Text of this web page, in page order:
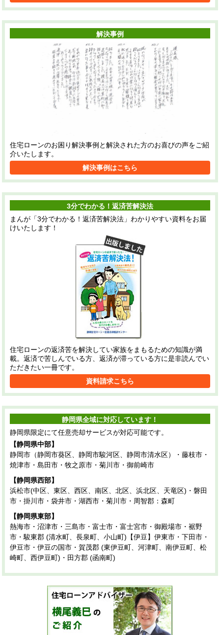
解決事例
住宅ローンのお困り解決事例と解決された方のお喜びの声をご紹
介いたします。
解決事例はこちら
3分でわかる！返済苦解決法
まんが「3分でわかる！返済苦解決法」わかりやすい資料をお届
けいたします！
住宅ローンの返済苦を解決してい家族をまもるための知識が満
載。返済で苦しんでいる方、返済が滞っている方に是非読んでい
ただきたい一冊です。
資料請求こちら
静岡県全域に対応しています！
静岡県限定にて任意売却サービスが対応可能です。
【静岡県中部】
静岡市（静岡市葵区、静岡市駿河区、静岡市清水区）・藤枝市・
焼津市・島田市・牧之原市・菊川市・御前崎市
【静岡県西部】
浜松市(中区、東区、西区、南区、北区、浜北区、天竜区)・磐田
市・掛川市・袋井市・湖西市・菊川市・周智郡：森町
【静岡県東部】
熱海市・沼津市・三島市・富士市・富士宮市・御殿場市・裾野
市・駿東郡 (清水町、長泉町、小山町)【伊豆】伊東市・下田市・
伊豆市・伊豆の国市・賀茂郡 (東伊豆町、河津町、南伊豆町、松
崎町、西伊豆町)・田方郡 (函南町)